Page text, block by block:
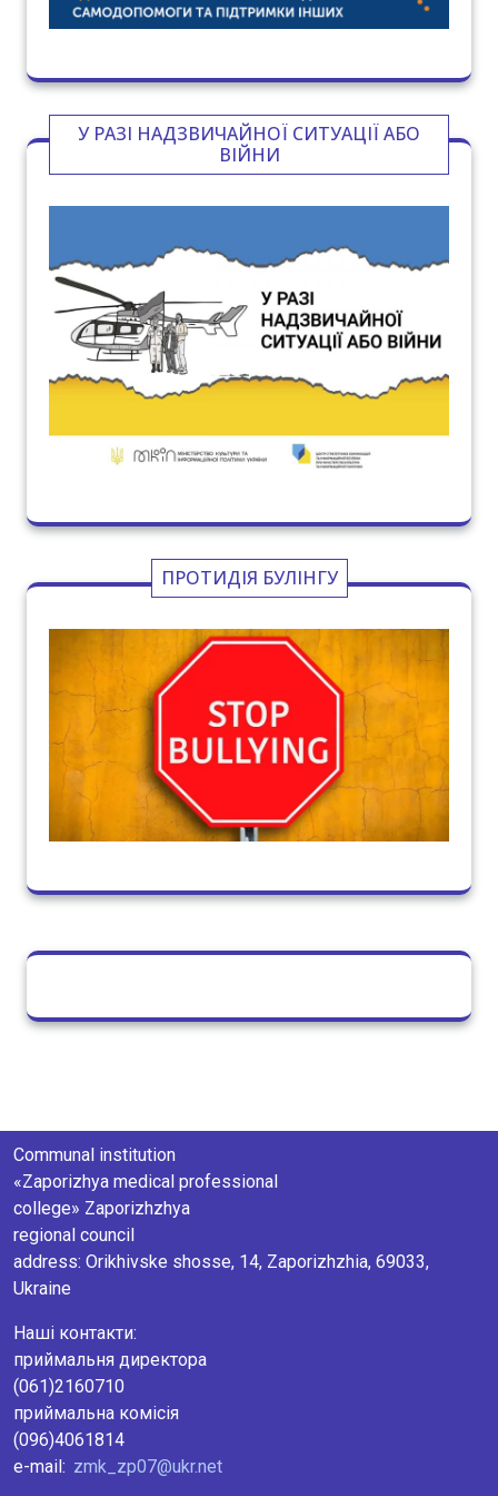
У РАЗІ НАДЗВИЧАЙНОЇ СИТУАЦІЇ АБО
ВІЙНИ
ПРОТИДІЯ БУЛІНГУ
Communal institution
«Zaporizhya medical professional
college» Zaporizhzhya
regional council
аddress: Orikhivske shosse, 14, Zaporizhzhia, 69033,
Ukraine
Наші контакти:
приймальня директора
(061)2160710
приймальна комісія
(096)4061814
e-mail: zmk_zp07@ukr.net